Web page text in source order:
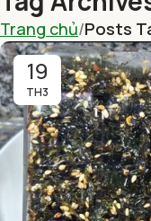
Trang chủ Posts
19
TH3